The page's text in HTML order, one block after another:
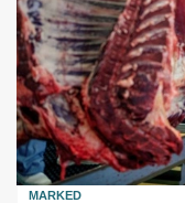
MARKED